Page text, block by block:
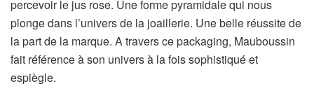
percevoir le jus rose. Une forme pyramidale qui nous
plonge dans l’univers de la joaillerie. Une belle réussite de
la part de la marque. A travers ce packaging, Mauboussin
fait référence à son univers à la fois sophistiqué et
espiègle.